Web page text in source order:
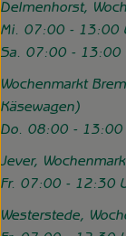
Delmenhorst,
Mi. 07:00 - 13:00
Sa. 07:00 - 13:00
Wochenmarkt
Käsewagen)
Do. 08:00 - 13:00
Jever,
Fr. 07:00 - 12:30
Westerstede,